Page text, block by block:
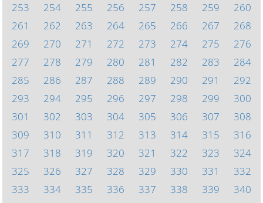
253
254 255 256 257 258 259
260
261
262 263 264 265 266 267
268
269
270 271 272 273 274 275
276
277
278 279 280 281 282 283
284
285
286 287 288 289 290 291
292
293
294 295 296 297 298 299
300
301
302 303 304 305 306 307
308
309
310 311 312 313 314 315
316
317
318 319 320 321 322 323
324
325
326 327 328 329 330 331
332
333
334 335 336 337 338 339
340